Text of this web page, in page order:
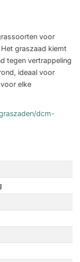
voor
graszaad kiemt
tegen vertrappeling
ideaal voor
elke
dcm-